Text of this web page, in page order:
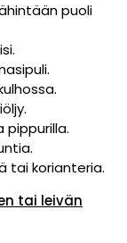
puoli
pippurilla.
tai korianteria.
tai leivän